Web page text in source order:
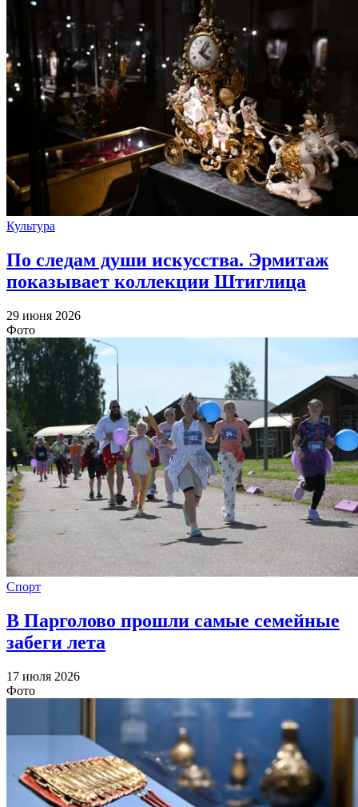
Культура
По следам души искусства. Эрмитаж
показывает коллекции Штиглица
29 июня 2026
Фото
Спорт
В Парголово прошли самые семейные
забеги лета
17 июля 2026
Фото